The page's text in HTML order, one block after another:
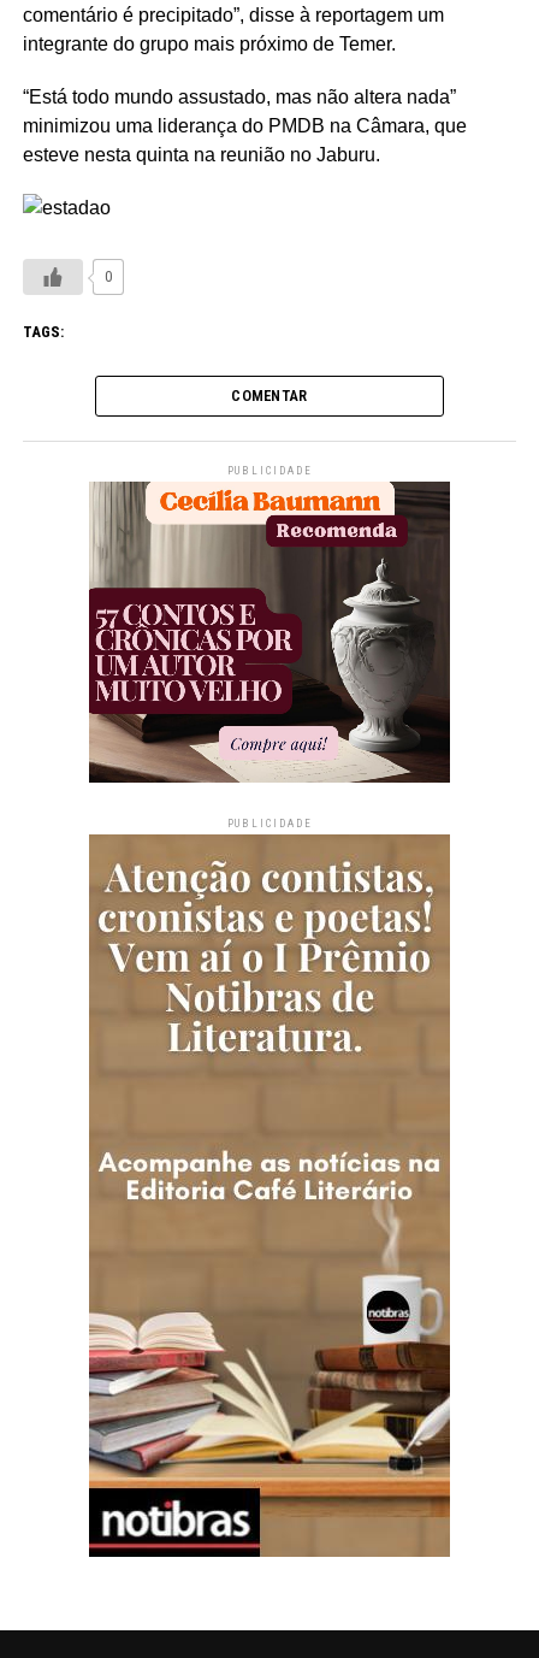
comentário é precipitado”, disse à reportagem um
integrante do grupo mais próximo de Temer.
“Está todo mundo assustado, mas não altera nada”
minimizou uma liderança do PMDB na Câmara, que
esteve nesta quinta na reunião no Jaburu.
0
TAGS:
COMENTAR
PUBLICIDADE
PUBLICIDADE